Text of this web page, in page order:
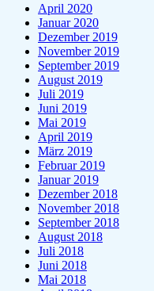
April 2020
Januar 2020
Dezember 2019
November 2019
September 2019
August 2019
Juli 2019
Juni 2019
Mai 2019
April 2019
März 2019
Februar 2019
Januar 2019
Dezember 2018
November 2018
September 2018
August 2018
Juli 2018
Juni 2018
Mai 2018